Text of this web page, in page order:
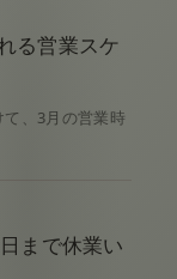
る営業スケ
、3月の営業時
まで休業い